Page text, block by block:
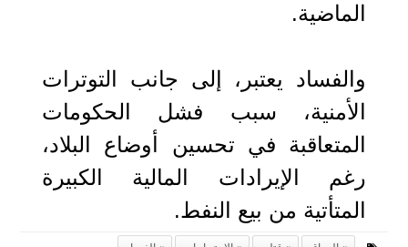
الماضية.
والفساد يعتبر، إلى جانب التوترات
الأمنية، سبب فشل الحكومات
المتعاقبة في تحسين أوضاع البلاد،
رغم الإيرادات المالية الكبيرة
المتأتية من بيع النفط.